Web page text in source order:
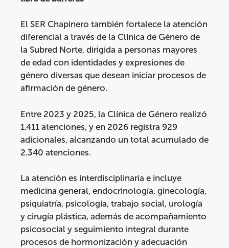
El SER Chapinero también fortalece la atención
diferencial a través de la Clínica de Género de
la Subred Norte, dirigida a personas mayores
de edad con identidades y expresiones de
género diversas que desean iniciar procesos de
afirmación de género.
Entre 2023 y 2025, la Clínica de Género realizó
1.411 atenciones, y en 2026 registra 929
adicionales, alcanzando un total acumulado de
2.340 atenciones.
La atención es interdisciplinaria e incluye
medicina general, endocrinología, ginecología,
psiquiatría, psicología, trabajo social, urología
y cirugía plástica, además de acompañamiento
psicosocial y seguimiento integral durante
procesos de hormonización y adecuación